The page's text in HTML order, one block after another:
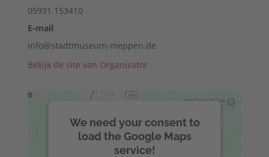
05931 153410
E-mail
info@stadtmuseum-meppen.de
Bekijk de site van Organisator
We need your consent to
load the Google Maps
service!